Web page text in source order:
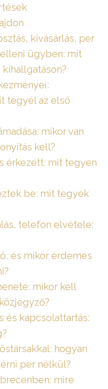
kivásárlás, per
ügyben: mit
tegyél az első
mikor van
kell?
érkezett: mit tegyen
be: mit tegyek
telefon elvétele:
és mikor érdemes
mikor kell
és kapcsolattartás:
hogyan
per nélkül?
mire